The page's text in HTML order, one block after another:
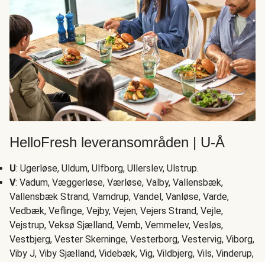
HelloFresh leveransområden | U-Å
U: Ugerløse, Uldum, Ulfborg, Ullerslev, Ulstrup.
V: Vadum, Væggerløse, Værløse, Valby, Vallensbæk,
Vallensbæk Strand, Vamdrup, Vandel, Vanløse, Varde,
Vedbæk, Veflinge, Vejby, Vejen, Vejers Strand, Vejle,
Vejstrup, Veksø Sjælland, Vemb, Vemmelev, Vesløs,
Vestbjerg, Vester Skerninge, Vesterborg, Vestervig, Viborg,
Viby J, Viby Sjælland, Videbæk, Vig, Vildbjerg, Vils, Vinderup,